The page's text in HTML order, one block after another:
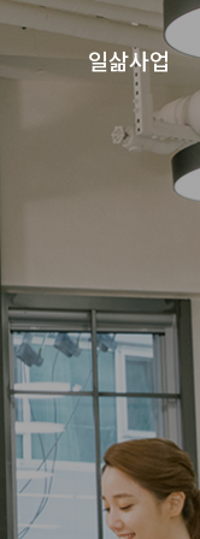
일삶사업